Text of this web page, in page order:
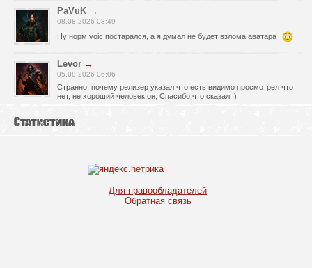
PaVuK →
08.08.2026 08:49
Ну норм voic постарался, а я думал не будет взлома аватара
Levor →
05.08.2026 06:06
Странно, почему релизер указал что есть видимо просмотрел что
нет, не хороший человек он, Спасибо что сказал !)
fr0zen142
05.08.2026 01:40
→
Игра интересная,а снизил одну звезду за то что нет уменьшения
экрана,играешь только на полном мониторе,очень неудобно!
Статистика
Для правообладателей
Обратная связь